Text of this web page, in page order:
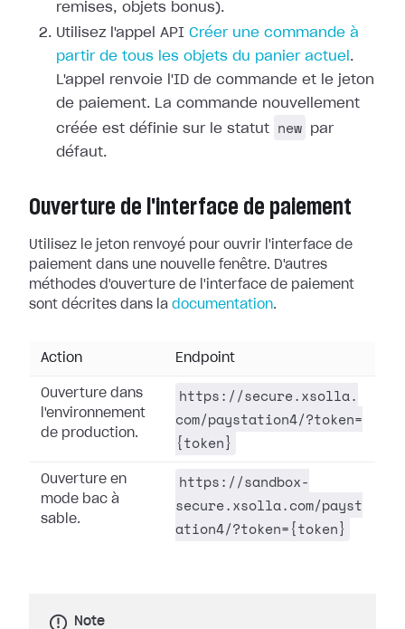
remises, objets bonus).
Utilisez l'appel API Créer une commande à
partir de tous les objets du panier actuel .
L'appel renvoie l'ID de commande et le jeton
de paiement. La commande nouvellement
créée est définie sur le statut
new
par
défaut.
Ouverture de l'interface de paiement
Utilisez le jeton renvoyé pour ouvrir l'interface de
paiement dans une nouvelle fenêtre. D'autres
méthodes d'ouverture de l'interface de paiement
sont décrites dans la documentation.
Action Endpoint
Ouverture dans
l'environnement
de production.
https://secure.xsolla.
com/paystation4/?token=
{token}
Ouverture en
mode bac à
sable.
https://sandbox-
secure.xsolla.com/payst
ation4/?token={token}
Note